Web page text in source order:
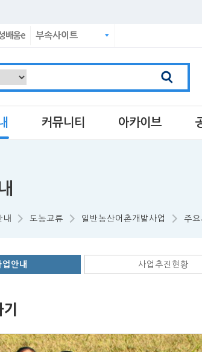
배움e 부속사이트
커뮤니티 아카이브
내 도농교류 일반농산어촌개발사업 주요
안내 사업추진현황